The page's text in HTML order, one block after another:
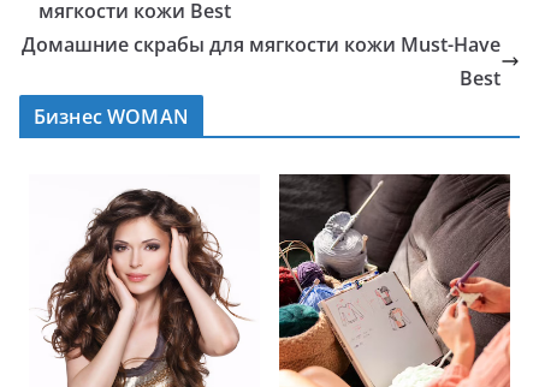
мягкости кожи Best
Домашние скрабы для мягкости кожи Must-Have
Best
Бизнес WOMAN